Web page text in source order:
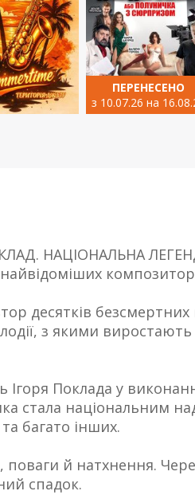
ПЕРЕНЕСЕНО
з 10.07.26 на
НАЦІОНАЛЬНА
десятків
з якими
Поклада у
стала національним
багато інших.
поваги й натхнення.
спадок.